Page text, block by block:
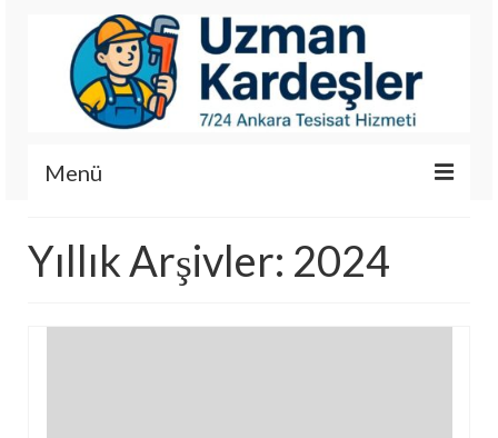
Menü
Hizmetlerimiz
Hakkımızda
Yıllık Arşivler: 2024